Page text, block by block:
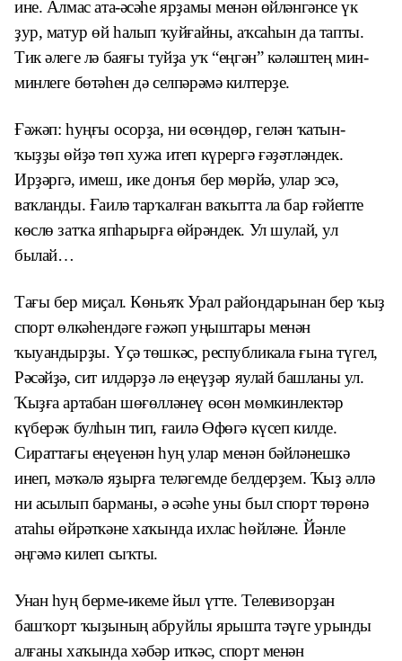
ине. Алмас ата-әсәһе ярҙамы менән өйләнгәнсе үк
ҙур, матур өй һалып ҡуйғайны, аҡсаһын да тапты.
Тик әлеге лә баяғы туйҙа уҡ “еңгән” кәләштең мин-
минлеге бөтәһен дә селпәрәмә килтерҙе.
Ғәжәп: һуңғы осорҙа, ни өсөндөр, гелән ҡатын-
ҡыҙҙы өйҙә төп хужа итеп күрергә ғәҙәтләндек.
Ирҙәргә, имеш, ике донъя бер мөрйә, улар эсә,
ваҡланды. Ғаилә тарҡалған ваҡытта ла бар ғәйепте
көслө затҡа япһарырға өйрәндек. Ул шулай, ул
былай…
Тағы бер миҫал. Көньяҡ Урал райондарынан бер ҡыҙ
спорт өлкәһендәге ғәжәп уңыштары менән
ҡыуандырҙы. Үҫә төшкәс, республикала ғына түгел,
Рәсәйҙә, сит илдәрҙә лә еңеүҙәр яулай башланы ул.
Ҡыҙға артабан шөғөлләнеү өсөн мөмкинлектәр
күберәк булһын тип, ғаилә Өфөгә күсеп килде.
Сираттағы еңеүенән һуң улар менән бәйләнешкә
инеп, мәҡәлә яҙырға теләгемде белдерҙем. Ҡыҙ әллә
ни асылып барманы, ә әсәһе уны был спорт төрөнә
атаһы өйрәткәне хаҡында ихлас һөйләне. Йәнле
әңгәмә килеп сыҡты.
Унан һуң берме-икеме йыл үтте. Телевизорҙан
башҡорт ҡыҙының абруйлы ярышта тәүге урынды
алғаны хаҡында хәбәр иткәс, спорт менән